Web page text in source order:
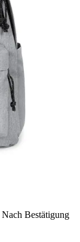
Nach Bestätigung